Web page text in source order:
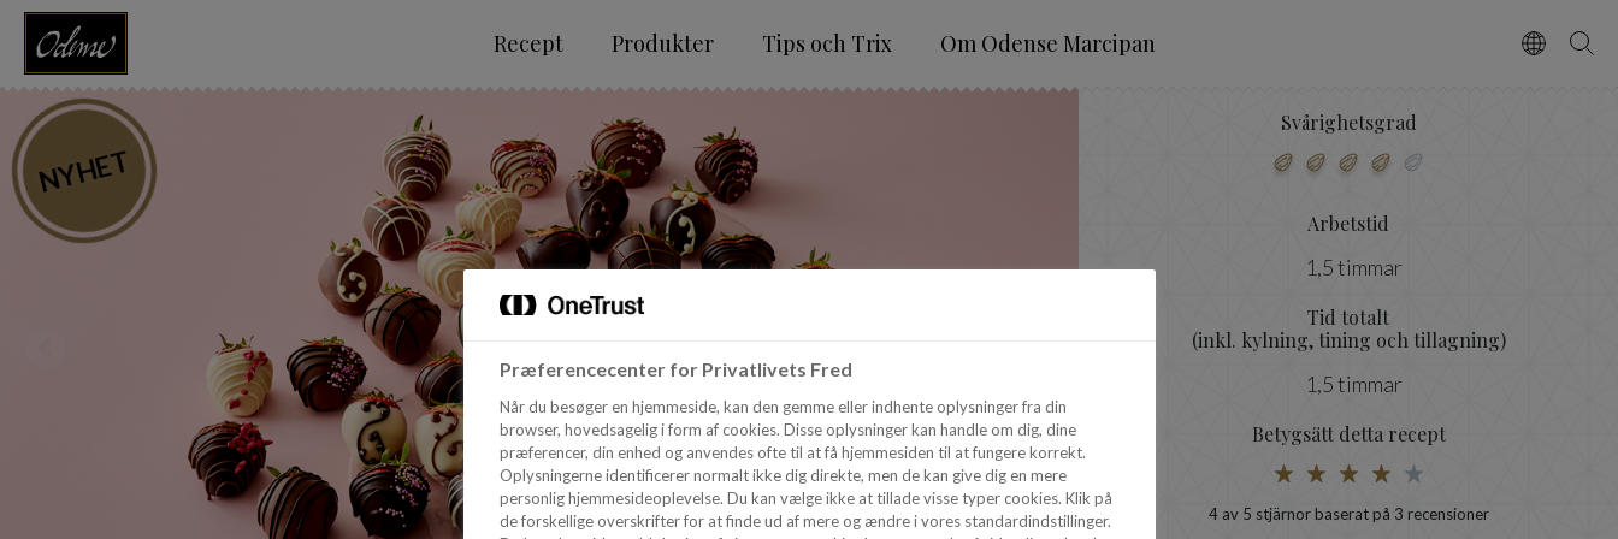
Recept Produkter Tips och Trix Om Odense Marcipan VælgSøg
NYHET
Svårighetsgrad
Arbetstid
1,5 timmar
Tid totalt
(inkl. kylning, tining och tillagning)
1,5 timmar
Betygsätt detta recept
4av 5 stjärnor baserat på 3 recensioner
Præferencecenter for Privatlivets Fred
Når du besøger en hjemmeside, kan den gemme eller indhente oplysninger fra din
browser, hovedsagelig i form af cookies. Disse oplysninger kan handle om dig, dine
præferencer, din enhed og anvendes ofte til at få hjemmesiden til at fungere korrekt.
Oplysningerne identificerer normalt ikke dig direkte, men de kan give dig en mere
personlig hjemmesideoplevelse. Du kan vælge ikke at tillade visse typer cookies. Klik på
de forskellige overskrifter for at finde ud af mere og ændre i vores standardindstillinger.